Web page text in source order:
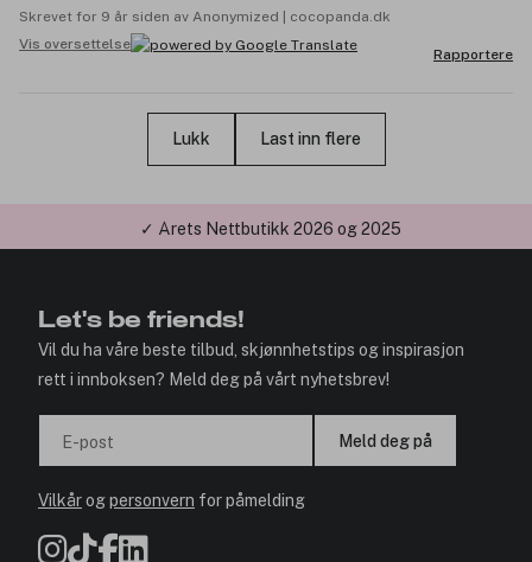
Skrevet for 9 år siden av Anonymized | cocopanda.dk
Vis oversettelse
Rapportere
Lukk Last inn flere
✓ Årets Nettbutikk 2026 og 2025
Let's be friends!
Vil du ha våre beste tilbud, skjønnhetstips og inspirasjon
rett i innboksen? Meld deg på vårt nyhetsbrev!
E-post Meld deg på
Vilkårogpersonvern for påmelding